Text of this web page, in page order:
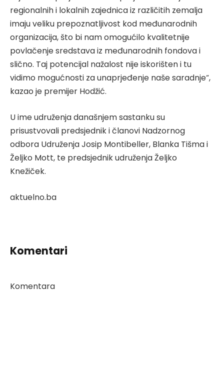
regionalnih i lokalnih zajednica iz različitih zemalja
imaju veliku prepoznatljivost kod međunarodnih
organizacija, što bi nam omogućilo kvalitetnije
povlačenje sredstava iz međunarodnih fondova i
slično. Taj potencijal nažalost nije iskorišten i tu
vidimo mogućnosti za unaprjeđenje naše saradnje“,
kazao je premijer Hodžić.
U ime udruženja današnjem sastanku su
prisustvovali predsjednik i članovi Nadzornog
odbora Udruženja Josip Montibeller, Blanka Tišma i
Željko Mott, te predsjednik udruženja Željko
Knežiček.
aktuelno.ba
Komentari
Komentara